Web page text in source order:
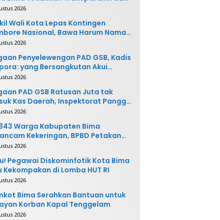
2026
Wali Kota Lepas Kontingen
Nasional, Bawa Harum Nama
Bima
2026
Penyelewengan PAD GSB, Kadis
yang Bersangkutan Akui
dan Siap
2026
PAD GSB Ratusan Juta tak
Kas Daerah, Inspektorat Panggil
Terkait
2026
Warga Kabupaten Bima
Kekeringan, BPBD Petakan
Rawan
2026
Pegawai Diskominfotik Kota Bima
Kekompakan di Lomba HUT RI
2026
Bima Serahkan Bantuan untuk
Korban Kapal Tenggelam
2026